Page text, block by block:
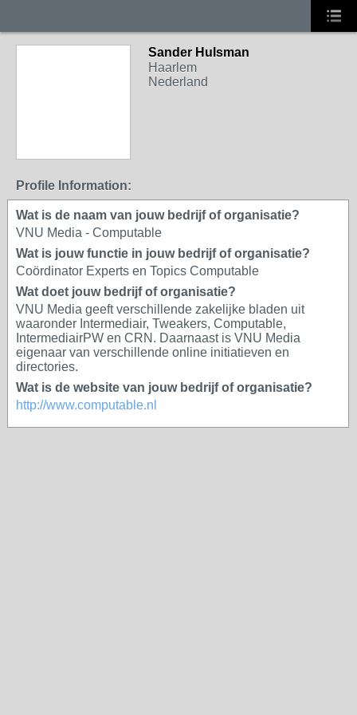
Sander Hulsman
Haarlem
Nederland
Profile Information:
Wat is de naam van jouw bedrijf of organisatie?
VNU Media - Computable
Wat is jouw functie in jouw bedrijf of organisatie?
Coördinator Experts en Topics Computable
Wat doet jouw bedrijf of organisatie?
VNU Media geeft verschillende zakelijke bladen uit
waaronder Intermediair, Tweakers, Computable,
IntermediairPW en CRN. Daarnaast is VNU Media
eigenaar van verschillende online initiatieven en
directories.
Wat is de website van jouw bedrijf of organisatie?
http://www.computable.nl